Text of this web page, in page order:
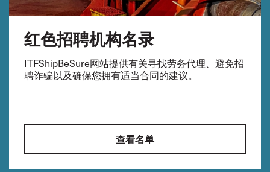
红色招聘机构名录
ITFShipBeSure网站提供有关寻找劳务代理、避免招
聘诈骗以及确保您拥有适当合同的建议。
查看名单